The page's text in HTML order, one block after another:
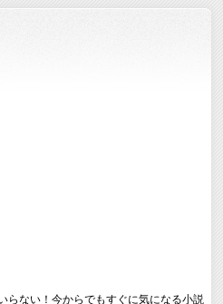
らない！今からでもすぐに気になる小説